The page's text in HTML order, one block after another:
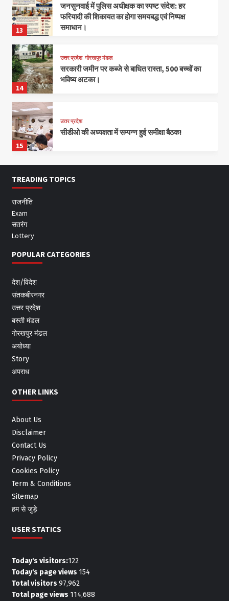
13
जनसुनवाई में पुलिस अधीक्षक का स्पष्ट संदेश: हर
फरियादी की शिकायत का होगा समयबद्ध एवं निष्पक्ष
समाधान।
14
उत्तर प्रदेश गोरखपुर मंडल
सरकारी जमीन पर कब्जे से बाधित रास्ता, 500 बच्चों का
भविष्य अटका।
15
उत्तर प्रदेश
सीडीओ की अध्यक्षता में सम्पन्न हुई समीक्षा बैठक!
TREADING TOPICS
राजनीति
Exam
सतरंग
Lottery
POPULAR CATEGORIES
देश/विदेश
संतकबीरनगर
उत्तर प्रदेश
बस्ती मंडल
गोरखपुर मंडल
अयोध्या
Story
अपराध
OTHER LINKS
About Us
Disclaimer
Contact Us
Privacy Policy
Cookies Policy
Term & Conditions
Sitemap
हम से जुड़े
USER STATICS
Today's visitors:122
Today's page views 154
Total visitors 97,962
Total page views 114,688